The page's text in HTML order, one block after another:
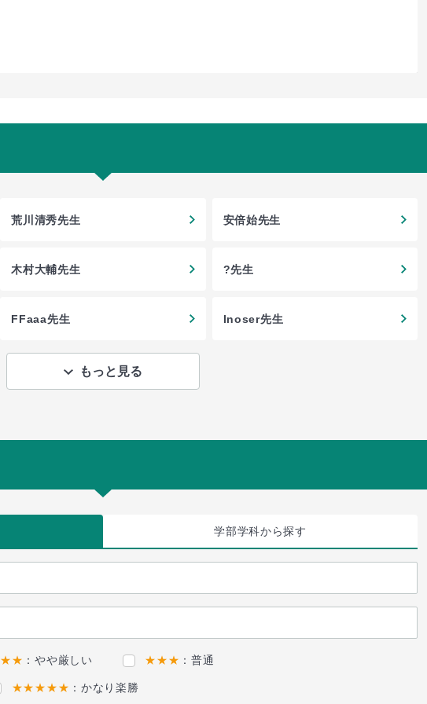
荒川清秀先生 安倍始先生
木村大輔先生 ?先生
FFaaa先生 Inoser先生
もっと見る
学部学科から探す
★★ ：やや厳しい ★★★ ：普通
★★★★★ ：かなり楽勝